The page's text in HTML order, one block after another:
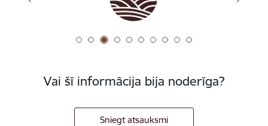
Vai šī informācija bija noderīga?
Sniegt atsauksmi